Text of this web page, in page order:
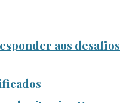
aos desafios